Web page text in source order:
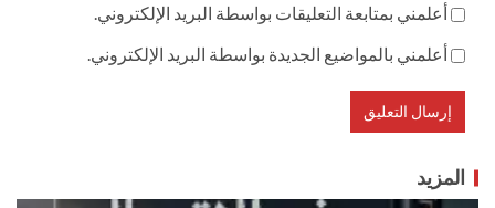
أعلمني بمتابعة التعليقات بواسطة البريد الإلكتروني.
أعلمني بالمواضيع الجديدة بواسطة البريد الإلكتروني.
المزيد